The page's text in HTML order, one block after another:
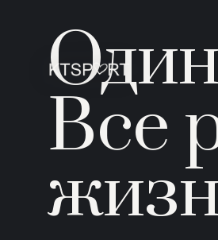
Все